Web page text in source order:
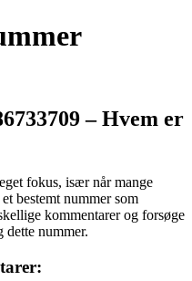
– Hvem er
fokus, især når mange
bestemt nummer som
kommentarer og forsøge
nummer.